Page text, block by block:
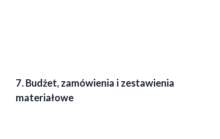
7. Budżet, zamówienia i zestawienia
materiałowe